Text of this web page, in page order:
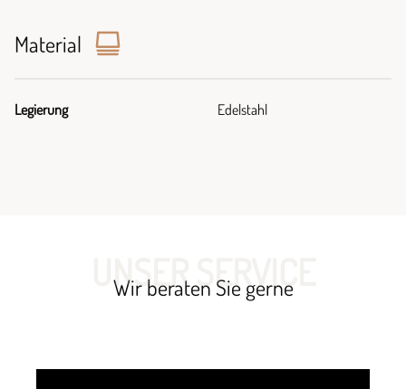
Material
Legierung Edelstahl
UNSER SERVICE
Wir beraten Sie gerne